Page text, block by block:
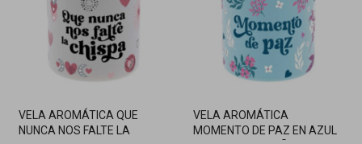
VELA AROMÁTICA QUE
NUNCA NOS FALTE LA
VELA AROMÁTICA
MOMENTO DE PAZ EN AZUL